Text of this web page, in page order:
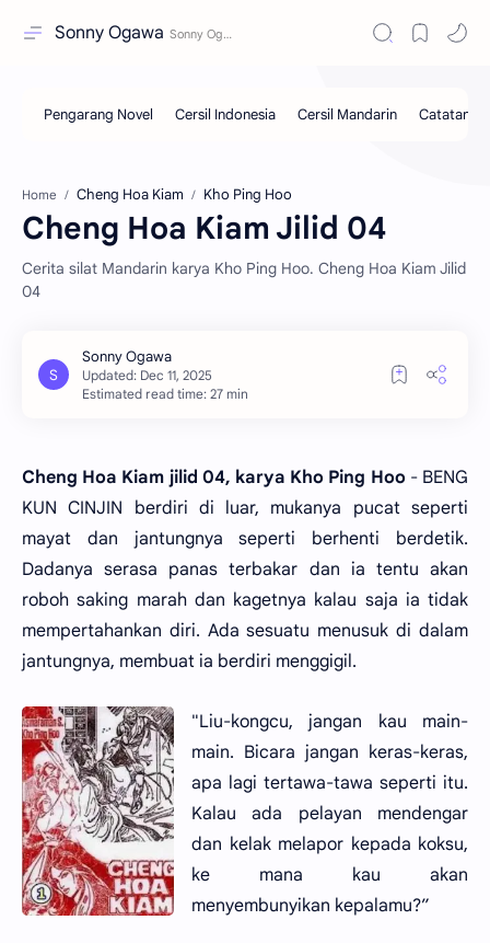
Sonny Ogawa
Home Cheng Hoa Kiam Kho Ping Hoo
Cheng Hoa Kiam Jilid 04
Cerita silat Mandarin karya Kho Ping Hoo. Cheng Hoa Kiam Jilid
04
Estimated read time: 27 min
Cheng Hoa Kiam jilid 04, karya Kho Ping Hoo- BENG
KUN CINJIN berdiri di luar, mukanya pucat seperti
mayat dan jantungnya seperti berhenti berdetik.
Dadanya serasa panas terbakar dan ia tentu akan
roboh saking marah dan kagetnya kalau saja ia tidak
mempertahankan diri. Ada sesuatu menusuk di dalam
jantungnya, membuat ia berdiri menggigil.
"Liu-kongcu, jangan kau main-
main. Bicara jangan keras-keras,
apa lagi tertawa-tawa seperti itu.
Kalau ada pelayan mendengar
dan kelak melapor kepada koksu,
ke mana kau akan
menyembunyikan kepalamu?”